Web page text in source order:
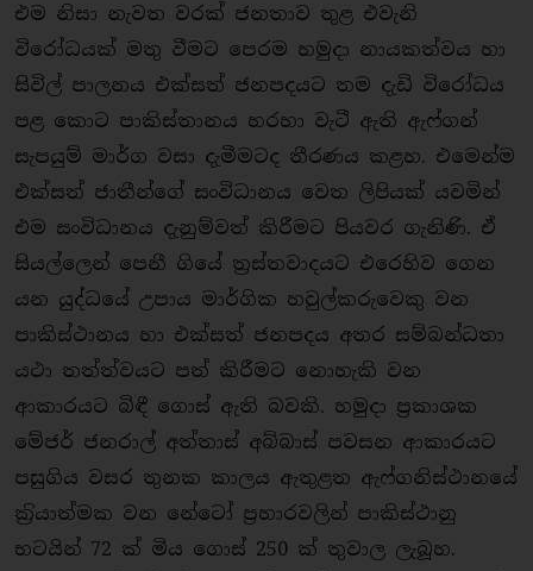
එම නිසා නැවත වරක් ජනතාව තුළ එවැනි
විරෝධයක් මතු වීමට පෙරම හමුදා නායකත්වය හා
සිවිල් පාලනය එක්සත් ජනපදයට තම දැඩි විරෝධය
පළ කොට පාකිස්තානය හරහා වැටී ඇති ඇෆ්ගන්
සැපයුම් මාර්ග වසා දැමීමටද තීරණය කළහ. එමෙන්ම
එක්සත් ජාතීන්ගේ සංවිධානය වෙත ලිපියක් යවමින්
එම සංවිධානය දැනුම්වත් කිරීමට පියවර ගැනිණි. ඒ
සියල්ලෙන් පෙනී ගියේ ත‍්‍රස්තවාදයට එරෙහිව ගෙන
යන යුද්ධයේ උපාය මාර්ගික හවුල්කරුවෙකු වන
පාකිස්ථානය හා එක්සත් ජනපදය අතර සම්බන්ධතා
යථා තත්ත්වයට පත් කිරීමට නොහැකි වන
ආකාරයට බිඳී ගොස් ඇති බවකි. හමුදා ප‍්‍රකාශක
මේජර් ජනරාල් අත්තාස් අබ්බාස් පවසන ආකාරයට
පසුගිය වසර තුනක කාලය ඇතුළත ඇෆ්ගනිස්ථානයේ
ක‍්‍රියාත්මක වන නේටෝ ප‍්‍රහාරවලින් පාකිස්ථානු
භටයින් 72 ක් මිය ගොස් 250 ක් තුවාල ලැබූහ.